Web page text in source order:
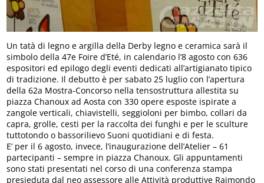
Un tatà di legno e argilla della Derby legno e ceramica sarà il
simbolo della 47e Foire d’Eté, in calendario l’8 agosto con 636
espositori ed epilogo degli eventi dedicati all’artigianato tipico
di tradizione. Il debutto è per sabato 25 luglio con l’apertura
della 62a Mostra-Concorso nella tensostruttura allestita su
piazza Chanoux ad Aosta con 330 opere esposte ispirate a
zangole verticali, chiavistelli, seggioloni per bimbo, collari da
capra, grolle, cesti per la raccolta dei funghi e per le sculture
tuttotondo o bassorilievo Suoni quotidiani e di festa.
E’ per il 6 agosto, invece, l’inaugurazione dell’Atelier – 61
partecipanti – sempre in piazza Chanoux. Gli appuntamenti
sono stati presentati nel corso di una conferenza stampa
presieduta dal neo assessore alle Attività produttive Raimondo